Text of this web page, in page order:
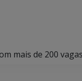
mais de 200